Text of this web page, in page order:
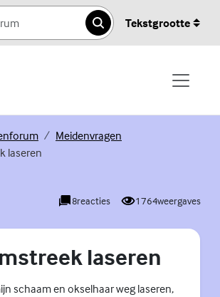
Zoeken
Tekstgrootte
(Externe link)
Meidenvragen
laseren
8reacties 1764weergaves
laseren
schaam en okselhaar weg laseren,